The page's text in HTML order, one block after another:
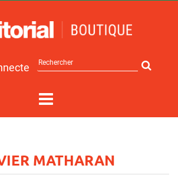
sur
MATHARAN